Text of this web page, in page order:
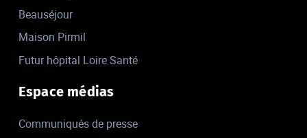
Beauséjour
Maison Pirmil
Futur hôpital Loire Santé
Espace médias
Communiqués de presse